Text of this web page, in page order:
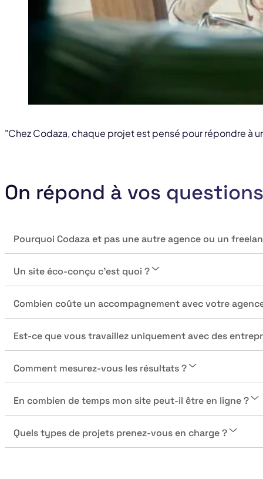
On répond à vos questions
Pourquoi Codaza et pas une autre agence ou un
Un site éco-conçu c’est quoi ?
Combien coûte un accompagnement avec votre
Est-ce que vous travaillez uniquement avec des
Comment mesurez-vous les résultats ?
En combien de temps mon site peut-il être en ligne ?
Quels types de projets prenez-vous en charge ?
"Chez Codaza, chaque projet est pensé pour répondre